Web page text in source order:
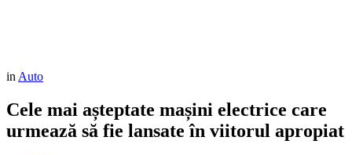
in Auto
Cele mai așteptate mașini electrice care
urmează să fie lansate în viitorul apropiat